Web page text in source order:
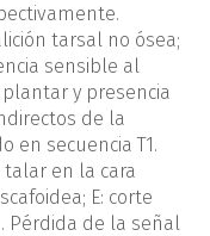
tarsal no ósea;
sensible al
y presencia
de la
en secuencia T1.
talar en la cara
E: corte
Pérdida de la señal